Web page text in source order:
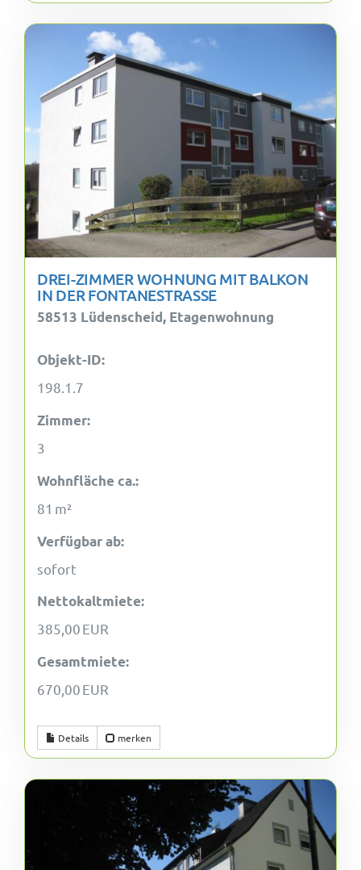
DREI-ZIMMER WOHNUNG MIT BALKON
IN DER FONTANESTRASSE
58513 Lüdenscheid, Etagenwohnung
Objekt-ID:
198.1.7
Zimmer:
3
Wohnfläche ca.:
81 m²
Verfügbar ab:
sofort
Nettokaltmiete:
385,00 EUR
Gesamtmiete:
670,00 EUR
Details merken